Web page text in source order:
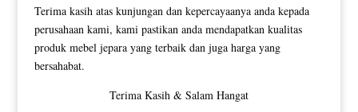
Terima kasih atas kunjungan dan kepercayaanya anda kepada
perusahaan kami, kami pastikan anda mendapatkan kualitas
produk mebel jepara yang terbaik dan juga harga yang
bersahabat.
Terima Kasih & Salam Hangat